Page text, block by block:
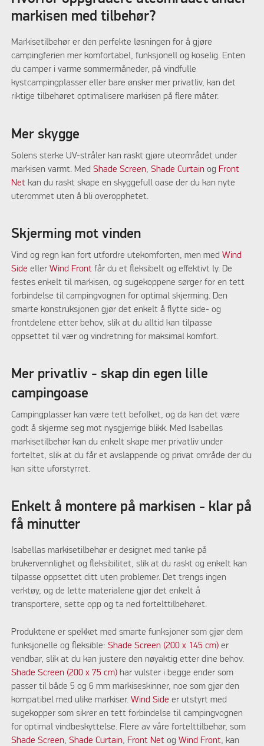
markisen med tilbehør?
Markisetilbehør er den perfekte løsningen for å gjøre
campingferien mer komfortabel, funksjonell og koselig. Enten
du camper i varme sommermåneder, på vindfulle
kystcampingplasser eller bare ønsker mer privatliv, kan det
riktige tilbehøret optimalisere markisen på flere måter.
Mer skygge
Solens sterke UV-stråler kan raskt gjøre uteområdet under
markisen varmt. MedShade Screen,Shade Curtain og Front
Net kan du raskt skape en skyggefull oase der du kan nyte
uterommet uten å bli overopphetet.
Skjerming mot vinden
Vind og regn kan fort utfordre utekomforten, men medWind
Side ellerWind Front får du et fleksibelt og effektivt ly. De
festes enkelt til markisen, og sugekoppene sørger for en tett
forbindelse til campingvognen for optimal skjerming. Den
smarte konstruksjonen gjør det enkelt å flytte side- og
frontdelene etter behov, slik at du alltid kan tilpasse
oppsettet til vær og vindretning for maksimal komfort.
Mer privatliv - skap din egen lille
campingoase
Campingplasser kan være tett befolket, og da kan det være
godt å skjerme seg mot nysgjerrige blikk. Med Isabellas
markisetilbehør kan du enkelt skape mer privatliv under
forteltet, slik at du får et avslappende og privat område der du
kan sitte uforstyrret.
Enkelt å montere på markisen - klar på
få minutter
Isabellas markisetilbehør er designet med tanke på
brukervennlighet og fleksibilitet, slik at du raskt og enkelt kan
tilpasse oppsettet ditt uten problemer. Det trengs ingen
verktøy, og de lette materialene gjør det enkelt å
transportere, sette opp og ta ned fortelttilbehøret.
Produktene er spekket med smarte funksjoner som gjør dem
funksjonelle og fleksible:Shade Screen (200 x 145 cm) er
vendbar, slik at du kan justere den nøyaktig etter dine behov.
Shade Screen (200 x 75 cm) har vulster i begge ender som
passer til både 5 og 6 mm markiseskinner, noe som gjør den
kompatibel med ulike markiser.Wind Side er utstyrt med
sugekopper som sikrer en tett forbindelse til campingvognen
for optimal vindbeskyttelse. Flere av våre fortelttilbehør, som
Shade Screen, Shade Curtain, Front Net ogWind Front, kan